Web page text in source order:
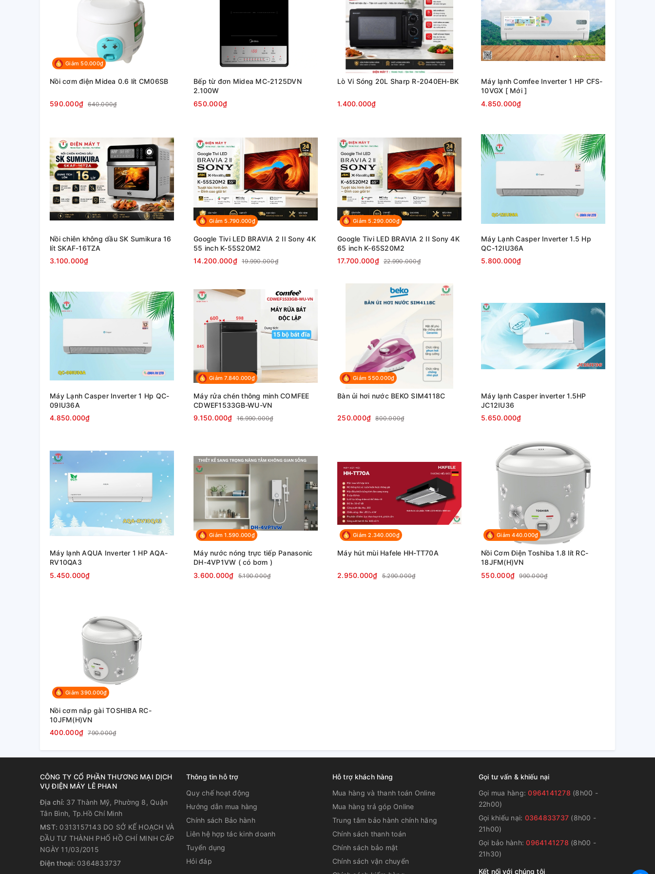
Giảm 50.000₫
Nồi cơm điện Midea 0.6 lít CM06SB
590.000₫ 640.000₫
Bếp từ đơn Midea MC-2125DVN
2.100W
650.000₫
Lò Vi Sóng 20L Sharp R-2040EH-BK
1.400.000₫
Máy lạnh Comfee Inverter 1 HP CFS-
10VGX [ Mới ]
4.850.000₫
Nồi chiên không dầu SK Sumikura 16
lít SKAF-16TZA
3.100.000₫
Giảm 5.790.000₫
Google Tivi LED BRAVIA 2 II Sony 4K
55 inch K-55S20M2
14.200.000₫
19.990.000₫
Giảm 5.290.000₫
Google Tivi LED BRAVIA 2 II Sony 4K
65 inch K-65S20M2
17.700.000₫
22.990.000₫
Máy Lạnh Casper Inverter 1.5 Hp
QC-12IU36A
5.800.000₫
Máy Lạnh Casper Inverter 1 Hp QC-
09IU36A
4.850.000₫
Giảm 7.840.000₫
Máy rửa chén thông minh COMFEE
CDWEF1533GB-WU-VN
9.150.000₫
16.990.000₫
Giảm 550.000₫
Bàn ủi hơi nước BEKO SIM4118C
250.000₫ 800.000₫
Máy lạnh Casper inverter 1.5HP
JC12IU36
5.650.000₫
Máy lạnh AQUA Inverter 1 HP AQA-
RV10QA3
5.450.000₫
Giảm 1.590.000₫
Máy nước nóng trực tiếp Panasonic
DH-4VP1VW ( có bơm )
3.600.000₫
5.190.000₫
Giảm 2.340.000₫
Máy hút mùi Hafele HH-TT70A
2.950.000₫ 5.290.000₫
Giảm 440.000₫
Nồi Cơm Điện Toshiba 1.8 lít RC-
18JFM(H)VN
550.000₫
990.000₫
Giảm 390.000₫
Nồi cơm nắp gài TOSHIBA RC-
10JFM(H)VN
400.000₫
790.000₫
CÔNG TY CỔ PHẦN THƯƠNG MẠI DỊCH
VỤ ĐIỆN MÁY LÊ PHAN
Địa chỉ: 37 Thành Mỹ, Phường 8, Quận
Tân Bình, Tp.Hồ Chí Minh
MST: 0313157143 DO SỞ KẾ HOẠCH VÀ
ĐẦU TƯ THÀNH PHỐ HỒ CHÍ MINH CẤP
NGÀY 11/03/2015
Điện thoại: 0364833737
Thông tin hỗ trợ
Quy chế hoạt động
Hướng dẫn mua hàng
Chính sách Bảo hành
Liên hệ hợp tác kinh doanh
Tuyển dụng
Hỏi đáp
Hỗ trợ khách hàng
Mua hàng và thanh toán Online
Mua hàng trả góp Online
Trung tâm bảo hành chính hãng
Chính sách thanh toán
Chính sách bảo mật
Chính sách vận chuyển
Gọi tư vấn & khiếu nại
Gọi mua hàng:0964141278 (8h00 -
22h00)
Gọi khiếu nại: 0364833737 (8h00 -
21h00)
Gọi bảo hành:0964141278 (8h00 -
21h30)
Kết nối với chúng tôi